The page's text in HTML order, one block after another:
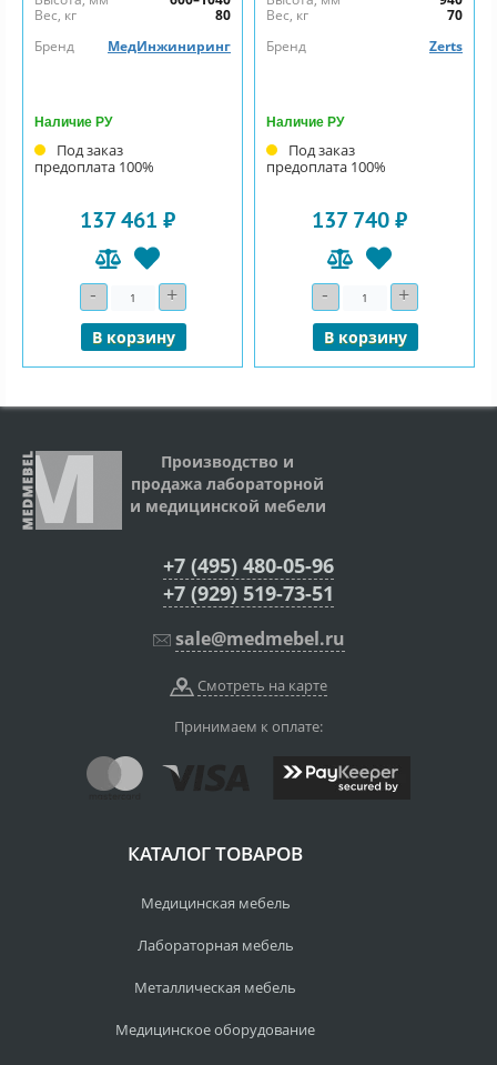
Вес, кг
80
Бренд
МедИнжиниринг
Наличие РУ
Под заказ
предоплата 100%
137 461 ₽
- Количество+
В корзину
Вес, кг
70
Бренд
Zerts
Наличие РУ
Под заказ
предоплата 100%
137 740 ₽
- Количество+
В корзину
Производство и
продажа лабораторной
и медицинской мебели
+7 (495) 480-05-96
+7 (929) 519-73-51
sale@medmebel.ru
Смотреть на карте
Принимаем к оплате:
КАТАЛОГ ТОВАРОВ
Медицинская мебель
Лабораторная мебель
Металлическая мебель
Медицинское оборудование